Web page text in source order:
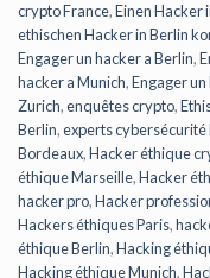
crypto France,Einen Hacker
ethischen Hacker in Berlin
Engager un hacker a Berlin,
hacker a Munich,Engager
Zurich,enquêtes crypto,
Berlin,experts cybersécurité
Bordeaux,Hacker éthique
éthique Marseille,Hacker
hacker pro,Hacker
Hackers éthiques Paris,
éthique Berlin,Hacking
Hacking éthique Munich,